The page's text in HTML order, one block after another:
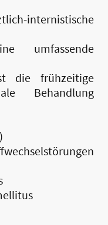
internistische
umfassende
die frühzeitige
Behandlung